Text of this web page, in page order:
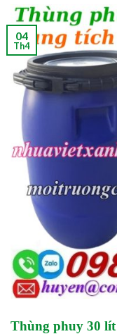
04
Th4
Thùng phuy 30 lít